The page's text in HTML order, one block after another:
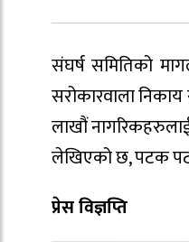
संघर्ष समितिको
सरोकारवाला
लाखौं नागरिकहरुलाई
लेखिएको छ, पटक पटक
प्रेस विज्ञप्ति